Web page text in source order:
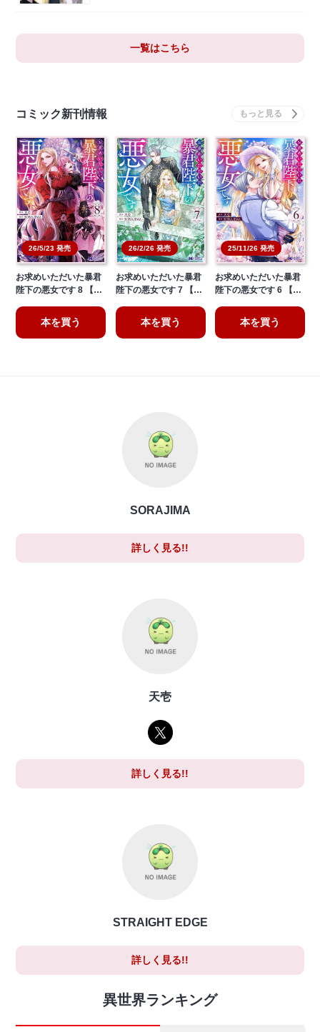
一覧はこちら
コミック新刊情報
26/5/23 発売
お求めいただいた暴君
陛下の悪女です 8 【…
本を買う
26/2/26 発売
お求めいただいた暴君
陛下の悪女です 7 【…
本を買う
25/11/26 発売
お求めいただいた暴君
陛下の悪女です 6 【…
本を買う
SORAJIMA
詳しく見る!!
天壱
詳しく見る!!
STRAIGHT EDGE
詳しく見る!!
異世界ランキング